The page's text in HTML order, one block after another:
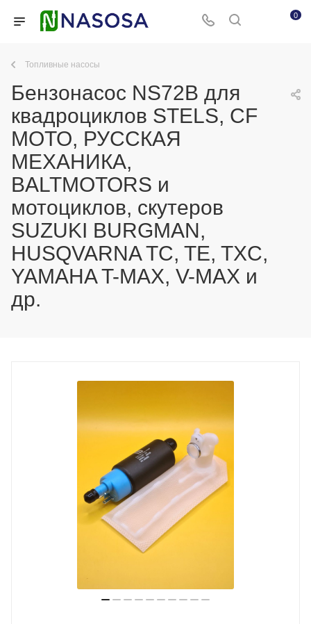
0
Топливные насосы
Бензонасос NS72B для
квадроциклов STELS, CF
MOTO, РУССКАЯ
МЕХАНИКА,
BALTMOTORS и
мотоциклов, скутеров
SUZUKI BURGMAN,
HUSQVARNA TC, TE, TXC,
YAMAHA T-MAX, V-MAX и
др.